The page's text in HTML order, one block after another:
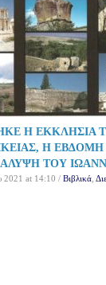
Η ΕΚΚΛΗΣΙΑ
Η
ΤΟΥ
2021 at 14:10 / Βιβλικά